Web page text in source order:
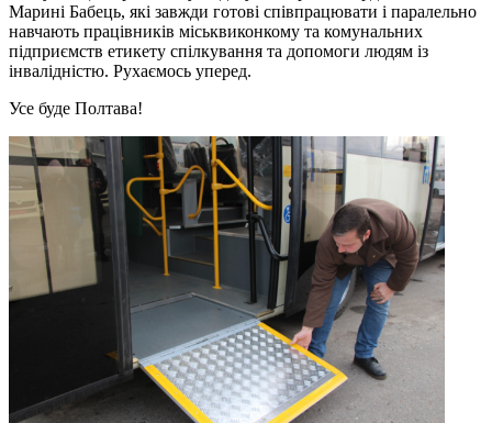
Марині Бабець, які завжди готові співпрацювати і паралельно
навчають працівників міськвиконкому та комунальних
підприємств етикету спілкування та допомоги людям із
інвалідністю. Рухаємось уперед.
Усе буде Полтава!